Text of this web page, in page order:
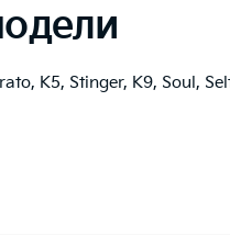
, K5, Stinger, K9, Soul,